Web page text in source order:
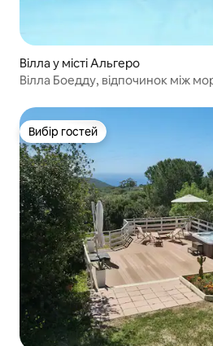
Вілла у місті Альгеро
Вілла Боедду, відпочинок між
Вибір гостей
Вибір гостей